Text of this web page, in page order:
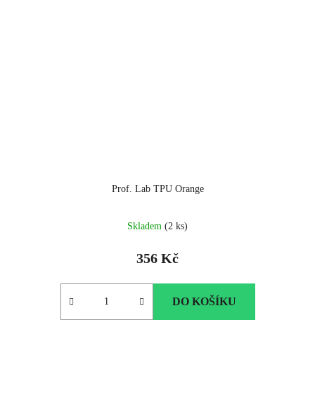
Prof. Lab TPU Orange
Skladem (2 ks)
356 Kč
DO KOŠÍKU